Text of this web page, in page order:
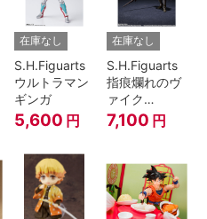
在庫なし
S.H.Figuarts
ウルトラマン
ギンガ
5,600 円
在庫なし
S.H.Figuarts
指痕爛れのヴ
ァイク
『ELDEN
RING』
7,100 円